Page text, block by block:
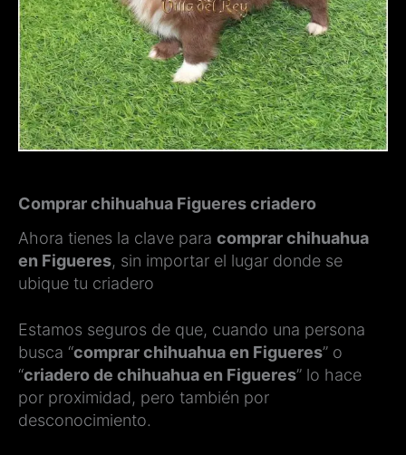
Comprar chihuahua Figueres criadero
Ahora tienes la clave para comprar chihuahua
en Figueres, sin importar el lugar donde se
ubique tu criadero
Estamos seguros de que, cuando una persona
busca “comprar chihuahua en Figueres” o
“criadero de chihuahua en Figueres” lo hace
por proximidad, pero también por
desconocimiento.